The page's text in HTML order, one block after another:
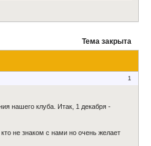
Тема закрыта
1
нашего клуба. Итак, 1 декабря -
не знаком с нами но очень желает